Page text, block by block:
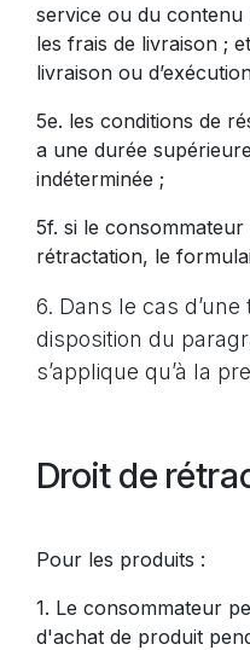
service ou du contenu
les frais de livraison ;
livraison ou
5e. les conditions de
a une durée
indéterminée ;
5f. si le
rétractation, le
6. Dans le cas
disposition du
s’applique qu’à la
Droit de
Pour les produits :
1. Le consommateur
d'achat de produit